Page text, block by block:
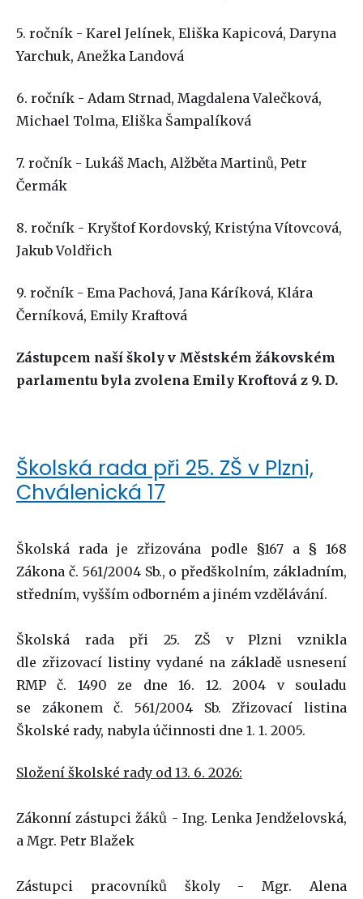
5. ročník - Karel Jelínek, Eliška Kapicová, Daryna
Yarchuk, Anežka Landová
6. ročník - Adam Strnad, Magdalena Valečková,
Michael Tolma, Eliška Šampalíková
7. ročník - Lukáš Mach, Alžběta Martinů, Petr
Čermák
8. ročník - Kryštof Kordovský, Kristýna Vítovcová,
Jakub Voldřich
9. ročník - Ema Pachová, Jana Káríková, Klára
Černíková, Emily Kraftová
Zástupcem naší školy v Městském žákovském
parlamentu byla zvolena Emily Kroftová z 9. D.
Školská rada při 25. ZŠ v Plzni,
Chválenická 17
Školská rada je zřizována podle §167 a § 168
Zákona č. 561/2004 Sb., o předškolním, základním,
středním, vyšším odborném a jiném vzdělávání.
Školská rada při 25. ZŠ v Plzni vznikla
dle zřizovací listiny vydané na základě usnesení
RMP č. 1490 ze dne 16. 12. 2004 v souladu
se zákonem č. 561/2004 Sb. Zřizovací listina
Školské rady, nabyla účinnosti dne 1. 1. 2005.
Složení školské rady od 13. 6. 2026:
Zákonní zástupci žáků - Ing. Lenka Jendželovská,
a Mgr. Petr Blažek
Zástupci pracovníků školy - Mgr. Alena